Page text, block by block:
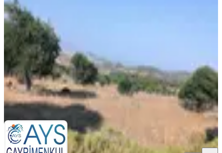
AYS GAYRİMENKULAYSEL GÖZÜKARA
Ara